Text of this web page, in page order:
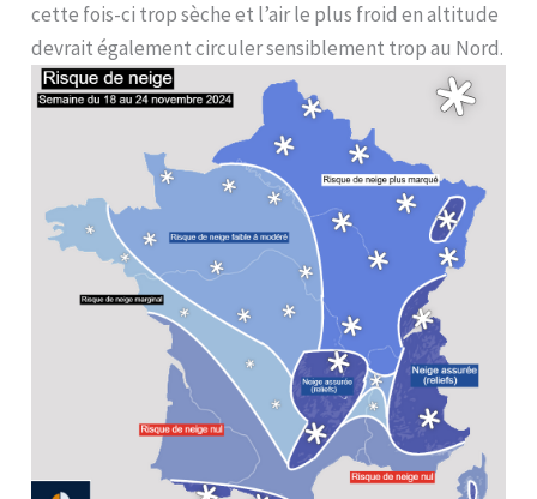
cette fois-ci trop sèche et l’air le plus froid en altitude
devrait également circuler sensiblement trop au Nord.